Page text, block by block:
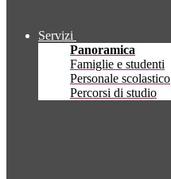
Servizi
Panoramica
Famiglie e studenti
Personale scolastico
Percorsi di studio